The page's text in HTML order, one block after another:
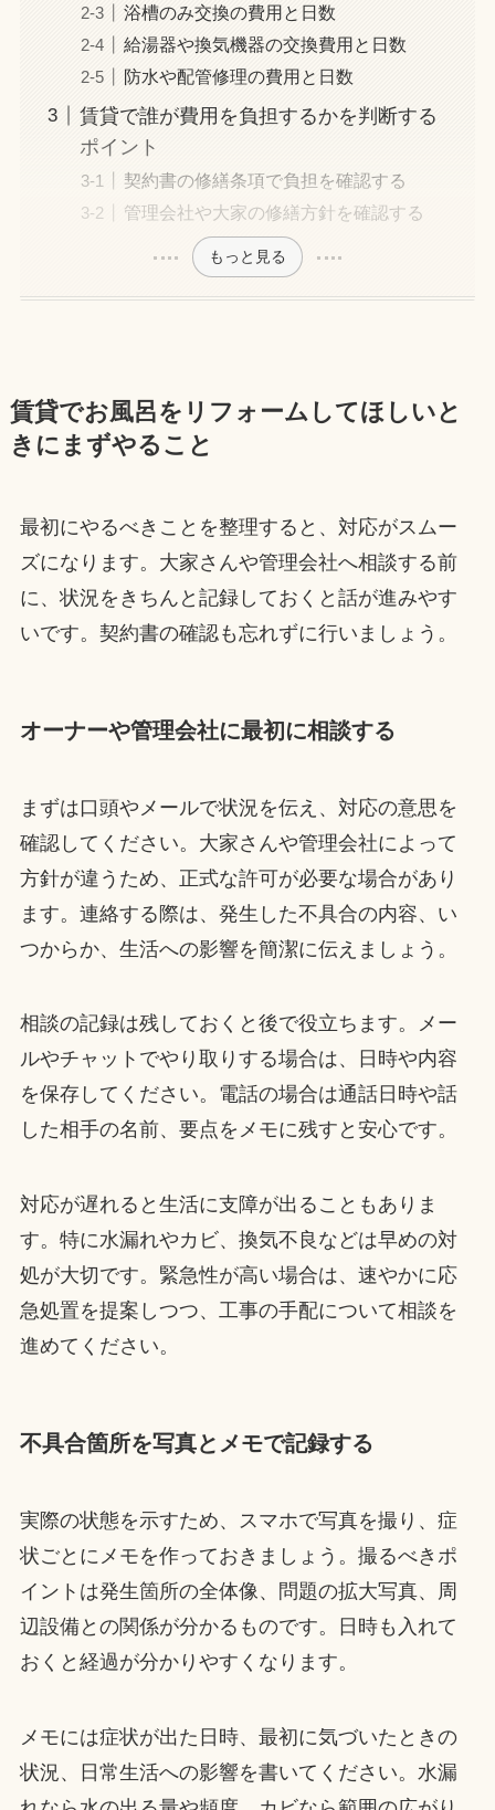
浴槽のみ交換の費用と日数
給湯器や換気機器の交換費用と日数
防水や配管修理の費用と日数
賃貸で誰が費用を負担するかを判断する
ポイント
契約書の修繕条項で負担を確認する
管理会社や大家の修繕方針を確認する
もっと見る
賃貸でお風呂をリフォームしてほしいと
きにまずやること
最初にやるべきことを整理すると、対応がスムー
ズになります。大家さんや管理会社へ相談する前
に、状況をきちんと記録しておくと話が進みやす
いです。契約書の確認も忘れずに行いましょう。
オーナーや管理会社に最初に相談する
まずは口頭やメールで状況を伝え、対応の意思を
確認してください。大家さんや管理会社によって
方針が違うため、正式な許可が必要な場合があり
ます。連絡する際は、発生した不具合の内容、い
つからか、生活への影響を簡潔に伝えましょう。
相談の記録は残しておくと後で役立ちます。メー
ルやチャットでやり取りする場合は、日時や内容
を保存してください。電話の場合は通話日時や話
した相手の名前、要点をメモに残すと安心です。
対応が遅れると生活に支障が出ることもありま
す。特に水漏れやカビ、換気不良などは早めの対
処が大切です。緊急性が高い場合は、速やかに応
急処置を提案しつつ、工事の手配について相談を
進めてください。
不具合箇所を写真とメモで記録する
実際の状態を示すため、スマホで写真を撮り、症
状ごとにメモを作っておきましょう。撮るべきポ
イントは発生箇所の全体像、問題の拡大写真、周
辺設備との関係が分かるものです。日時も入れて
おくと経過が分かりやすくなります。
メモには症状が出た日時、最初に気づいたときの
状況、日常生活への影響を書いてください。水漏